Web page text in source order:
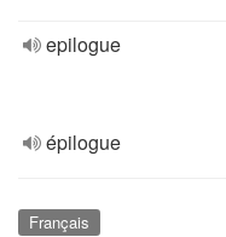
epilogue
épilogue
Français